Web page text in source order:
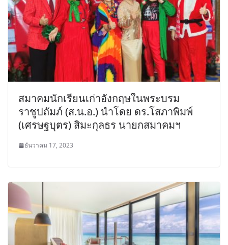
สมาคมนักเรียนเก่าอังกฤษในพระบรม
ราชูปถัมภ์ (ส.น.อ.) นำโดย ดร.โสภาพิมพ์
(เศรษฐบุตร) สิมะกุลธร นายกสมาคมฯ
ธันวาคม 17, 2023